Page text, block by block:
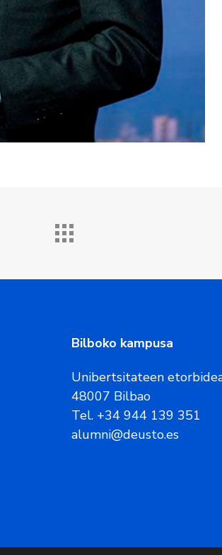
Bilboko kampusa
Unibertsitateen
48007 Bilbao
Tel. +34 944 139 351
alumni@deusto.es